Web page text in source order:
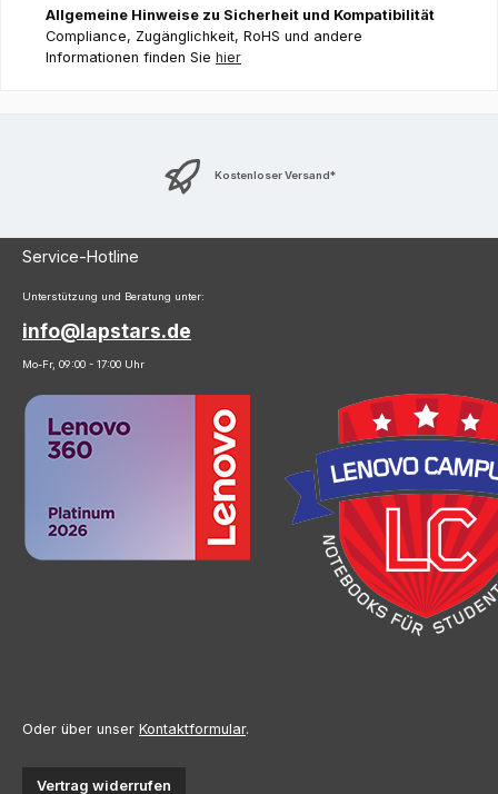
Allgemeine Hinweise zu Sicherheit und Kompatibilität
Compliance, Zugänglichkeit, RoHS und andere
Informationen finden Sie hier
Kostenloser Versand*
Service-Hotline
Unterstützung und Beratung unter:
info@lapstars.de
Mo-Fr, 09:00 - 17:00 Uhr
Oder über unser Kontaktformular.
Vertrag widerrufen